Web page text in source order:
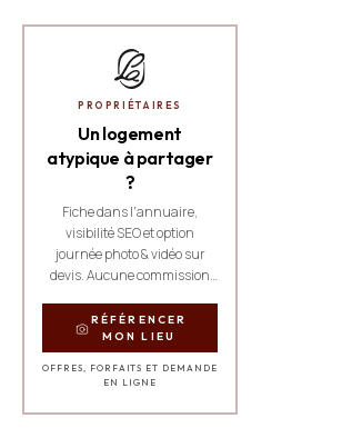
PROPRIÉTAIRES
Un logement
atypique à partager
?
Fiche dans l'annuaire,
visibilité SEO et option
journée photo & vidéo sur
devis. Aucune commission
RÉFÉRENCER
MON LIEU
OFFRES, FORFAITS ET DEMANDE
EN LIGNE